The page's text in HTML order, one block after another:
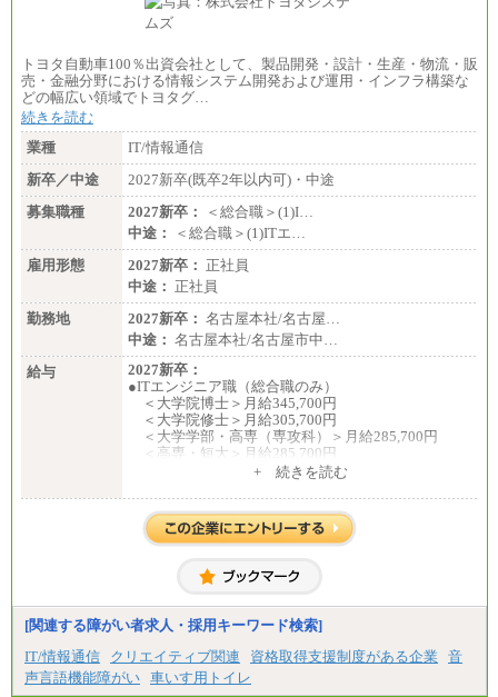
トヨタ自動車100％出資会社として、製品開発・設計・生産・物流・販
売・金融分野における情報システム開発および運用・インフラ構築な
どの幅広い領域でトヨタグ…
続きを読む
業種
IT/情報通信
新卒／中途
2027新卒(既卒2年以内可)・中途
募集職種
2027新卒：
＜総合職＞(1)I…
中途：
＜総合職＞(1)ITエ…
雇用形態
2027新卒： 正社員
中途： 正社員
勤務地
2027新卒： 名古屋本社/名古屋…
中途： 名古屋本社/名古屋市中…
給与
2027新卒：
●ITエンジニア職（総合職のみ）
＜大学院博士＞月給345,700円
＜大学院修士＞月給305,700円
＜大学学部・高専（専攻科）＞月給285,700円
＜高専・短大＞月給285,700円
＜大学院修士・博士＞月給：305,700円（総合職）
＜大学学部＞月給：285,700円（総合職）／253,10
0円（一般職）
00円（一般職）
※試用期間中の条件変更：無
中途：
■正社員採用■
＜総合職＞
大学院博士 ： 月給345,700円～
+ 続きを読む
[関連する障がい者求人・採用キーワード検索]
IT/情報通信
クリエイティブ関連 資格取得支援制度がある企業
音
声言語機能障がい 車いす用トイレ